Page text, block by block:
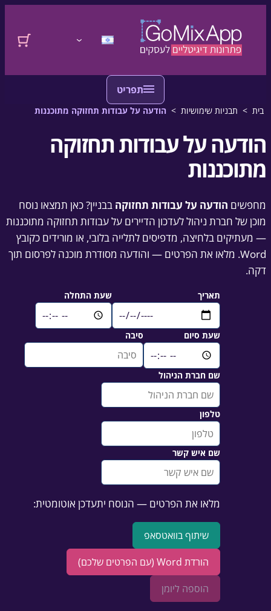
התחברות
בית > תבניות שימושיות > הודעה על עבודות תחזוקה מתוכננות
הודעה על עבודות תחזוקה
מתוכננות
מחפשים הודעה על עבודות תחזוקה בבניין? כאן תמצאו נוסח
מוכן של חברת ניהול לעדכון הדיירים על עבודות תחזוקה מתוכננות
— מעתיקים בלחיצה, מדפיסים לתלייה בלובי, או מורידים כקובץ
Word. מלאו את הפרטים — והודעה מסודרת מוכנה לפרסום תוך
דקה.
תאריך שעת התחלה
שעת סיום סיבה
שם חברת הניהול
טלפון
שם איש קשר
מלאו את הפרטים — הנוסח יתעדכן אוטומטית:
שיתוף בוואטסאפ
הורדת Word (עם הפרטים שלכם)
הוספה ליומן